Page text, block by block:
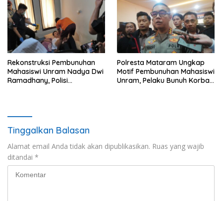
Rekonstruksi Pembunuhan
Mahasiswi Unram Nadya Dwi
Ramadhany, Polisi
Polresta Mataram Ungkap
Motif Pembunuhan Mahasiswi
Unram, Pelaku Bunuh Korban
Tinggalkan Balasan
Alamat email Anda tidak akan dipublikasikan. Ruas yang wajib
ditandai *